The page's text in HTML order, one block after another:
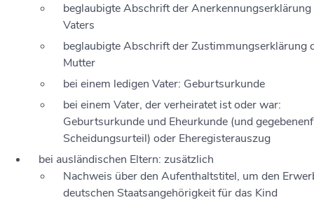
beglaubigte Abschrift der Anerkennungserklärung
Vaters
beglaubigte Abschrift der Zustimmungserklärung
Mutter
bei einem ledigen Vater: Geburtsurkunde
bei einem Vater, der verheiratet ist oder war:
Geburtsurkunde und Eheurkunde (und
Scheidungsurteil) oder Eheregisterauszug
bei ausländischen Eltern: zusätzlich
Nachweis über den Aufenthaltstitel, um den
deutschen Staatsangehörigkeit für das Kind